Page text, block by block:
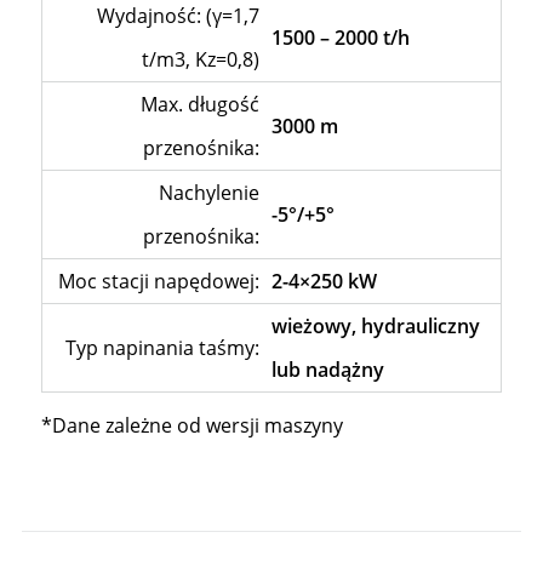
Wydajność: (γ=1,7
t/m3, Kz=0,8)
1500 – 2000 t/h
Max. długość
przenośnika:
3000 m
Nachylenie
przenośnika:
-5°/+5°
Moc stacji napędowej: 2-4×250 kW
Typ napinania taśmy:
wieżowy, hydrauliczny
lub nadążny
*Dane zależne od wersji maszyny